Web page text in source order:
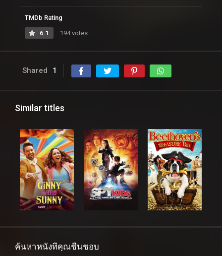
TMDb Rating
6.1 194 votes
Shared 1
Similar titles
ค้นหาหนังที่คุณชื่นชอบ